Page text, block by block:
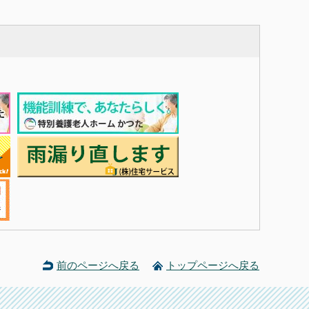
前のページへ戻る トップページへ戻る